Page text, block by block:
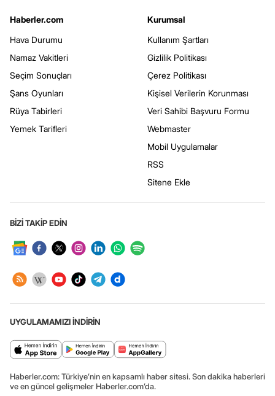
Haberler.com
Hava Durumu
Namaz Vakitleri
Seçim Sonuçları
Şans Oyunları
Rüya Tabirleri
Yemek Tarifleri
Kurumsal
Kullanım Şartları
Gizlilik Politikası
Çerez Politikası
Kişisel Verilerin Korunması
Veri Sahibi Başvuru Formu
Webmaster
Mobil Uygulamalar
RSS
Sitene Ekle
BİZİ TAKİP EDİN
UYGULAMAMIZI İNDİRİN
Haberler.com: Türkiye’nin en kapsamlı haber sitesi. Son dakika haberleri
ve en güncel gelişmeler Haberler.com’da.